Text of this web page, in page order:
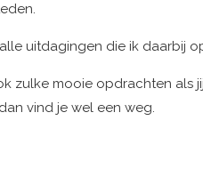
uitdagingen die ik daarbij
zulke mooie opdrachten
vind je wel een weg.